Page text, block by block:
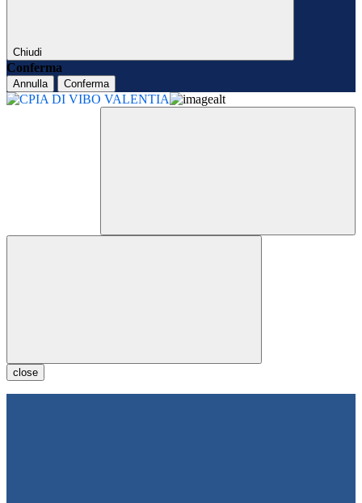
Chiudi
Conferma
Annulla Conferma
close